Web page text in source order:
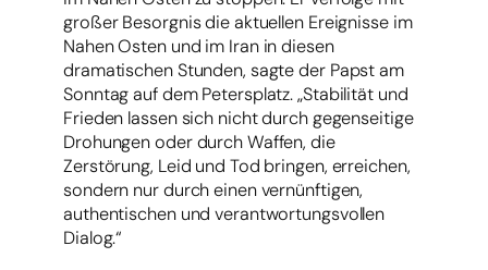
großer Besorgnis die aktuellen Ereignisse im
Nahen Osten und im Iran in diesen
dramatischen Stunden, sagte der Papst am
Sonntag auf dem Petersplatz. „Stabilität und
Frieden lassen sich nicht durch gegenseitige
Drohungen oder durch Waffen, die
Zerstörung, Leid und Tod bringen, erreichen,
sondern nur durch einen vernünftigen,
authentischen und verantwortungsvollen
Dialog.“